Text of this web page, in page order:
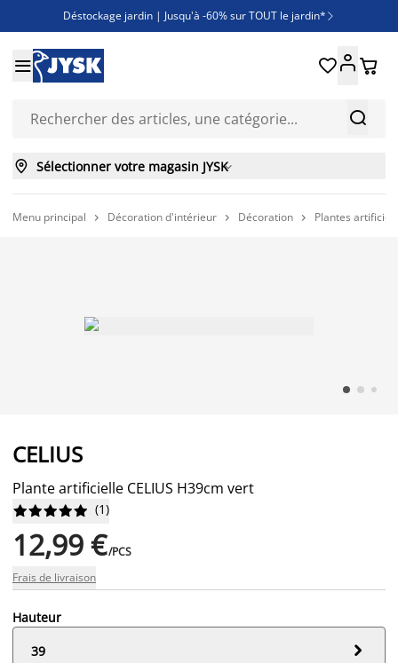
Déstockage jardin | Jusqu'à -60% sur TOUT le jardin* 
Jusqu'à -50% sur une sélection literie
Découvrez les nouveautés de la collection


 
 Sélectionner votre magasin JYSK
Menu principal  Décoration d'intérieur  Décoration  Plantes
CELIUS
Plante artificielle CELIUS H39cm vert





 (1)
12,99 €/PCS
Frais de livraison
Hauteur
39
